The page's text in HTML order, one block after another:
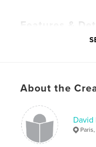
Features &
33×28 cm
Publish Date:
Sep
LanguageFrench
About the
David